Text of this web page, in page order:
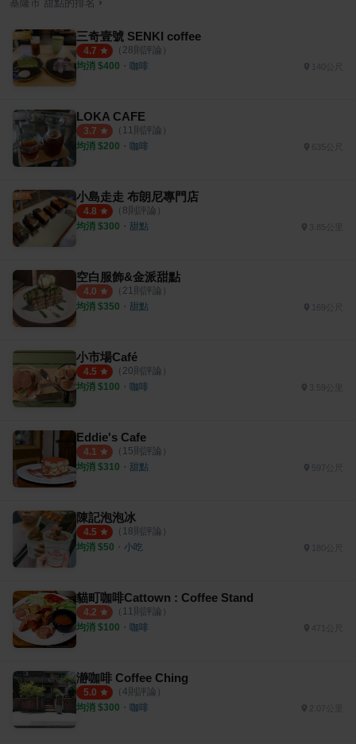
基隆市 甜點的排名 ›
三奇壹號 SENKI coffee
4.7 （ 28則評論）
均消 $400 ・ 咖啡 140公尺
LOKA CAFE
3.7 （ 11則評論）
均消 $200 ・ 咖啡 635公尺
小島走走 布朗尼專門店
4.8 （ 8則評論）
均消 $300 ・ 甜點 3.85公里
空白服飾&金派甜點
4.0 （ 21則評論）
均消 $350 ・ 甜點
小市場Café
4.5 （ 20則評論）
均消 $100 ・ 咖啡 3.59公里
Eddie's Cafe
4.1 （ 15則評論）
均消 $310 ・ 甜點 597公尺
陳記泡泡冰
4.5 （ 18則評論）
均消 $50 ・ 小吃
貓町咖啡Cattown : Coffee Stand
4.2 （ 11則評論）
均消 $100 ・ 咖啡 471公尺
瀞咖啡 Coffee Ching
5.0 （ 4則評論）
均消 $300 ・ 咖啡